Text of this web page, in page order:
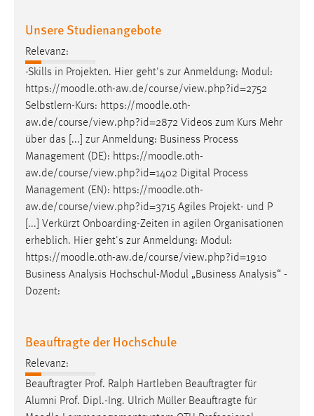
Unsere Studienangebote
Relevanz:
-Skills in Projekten. Hier geht's zur Anmeldung: Modul:
https://moodle.oth-aw.de/course/view.php?id=2752
Selbstlern-Kurs: https://moodle.oth-
aw.de/course/view.php?id=2872 Videos zum Kurs Mehr
über das [...] zur Anmeldung: Business Process
Management (DE): https://moodle.oth-
aw.de/course/view.php?id=1402 Digital Process
Management (EN): https://moodle.oth-
aw.de/course/view.php?id=3715 Agiles Projekt- und P
[...] Verkürzt Onboarding-Zeiten in agilen Organisationen
erheblich. Hier geht's zur Anmeldung: Modul:
https://moodle.oth-aw.de/course/view.php?id=1910
Business Analysis Hochschul-Modul „Business Analysis“ -
Dozent:
Beauftragte der Hochschule
Relevanz:
Beauftragter Prof. Ralph Hartleben Beauftragter für
Alumni Prof. Dipl.-Ing. Ulrich Müller Beauftragte für